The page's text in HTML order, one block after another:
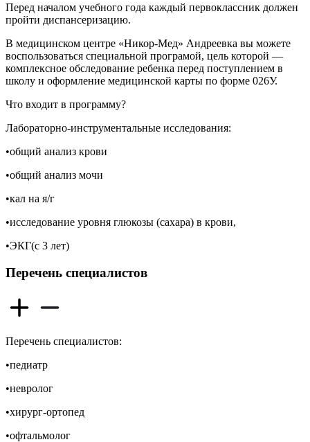
Перед началом учебного года каждый первоклассник должен
пройти диспансеризацию.
В медицинском центре «Никор-Мед» Андреевка вы можете
воспользоваться специальной програмой, цель которой —
комплексное обследование ребенка перед поступлением в
школу и оформление медицинской карты по форме 026У.
Что входит в программу?
Лабораторно-инструментальные исследования:
•общий анализ крови
•общий анализ мочи
•кал на я/г
•исследование уровня глюкозы (сахара) в крови,
•ЭКГ(с 3 лет)
Перечень специалистов
Перечень специалистов:
•педиатр
•невролог
•хирург-ортопед
•офтальмолог